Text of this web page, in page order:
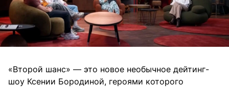
«Второй шанс» — это новое необычное дейтинг-
шоу Ксении Бородиной, героями которого